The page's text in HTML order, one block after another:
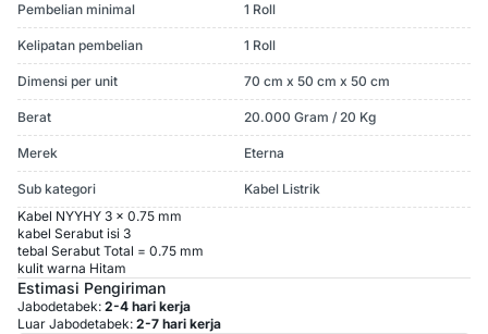
Pembelian minimal 1 Roll
Kelipatan pembelian 1 Roll
Dimensi per unit 70 cm x 50 cm x 50 cm
Berat 20.000 Gram / 20 Kg
Merek Eterna
Sub kategori
Kabel Listrik
Kabel NYYHY 3 x 0.75 mm
kabel Serabut isi 3
tebal Serabut Total = 0.75 mm
kulit warna Hitam
Estimasi Pengiriman
Jabodetabek: 2-4 hari kerja
Luar Jabodetabek: 2-7 hari kerja